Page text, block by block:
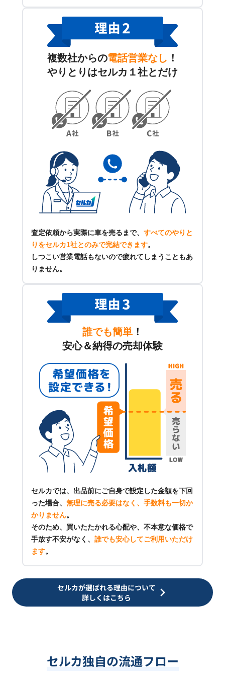
複数社からの電話営業なし ！
やりとりはセルカ１社とだけ
査定依頼から実際に車を売るまで、 すべてのやりと
りをセルカ1社とのみで完結できます。
しつこい営業電話もないので疲れてしまうこともあ
りません。
誰でも簡単 ！
安心＆納得の売却体験
セルカでは、出品前にご自身で設定した金額を下回
った場合、 無理に売る必要はなく、手数料も一切か
かりません。
そのため、買いたたかれる心配や、不本意な価格で
手放す不安がなく、 誰でも安心してご利用いただけ
ます。
セルカが選ばれる理由について
詳しくはこちら
セルカ独自の流通フロー